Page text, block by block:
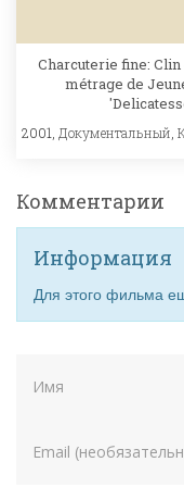
Charcuterie fine:
métrage de
2001, Документальный
Комментарии
Информация
Для этого фильма